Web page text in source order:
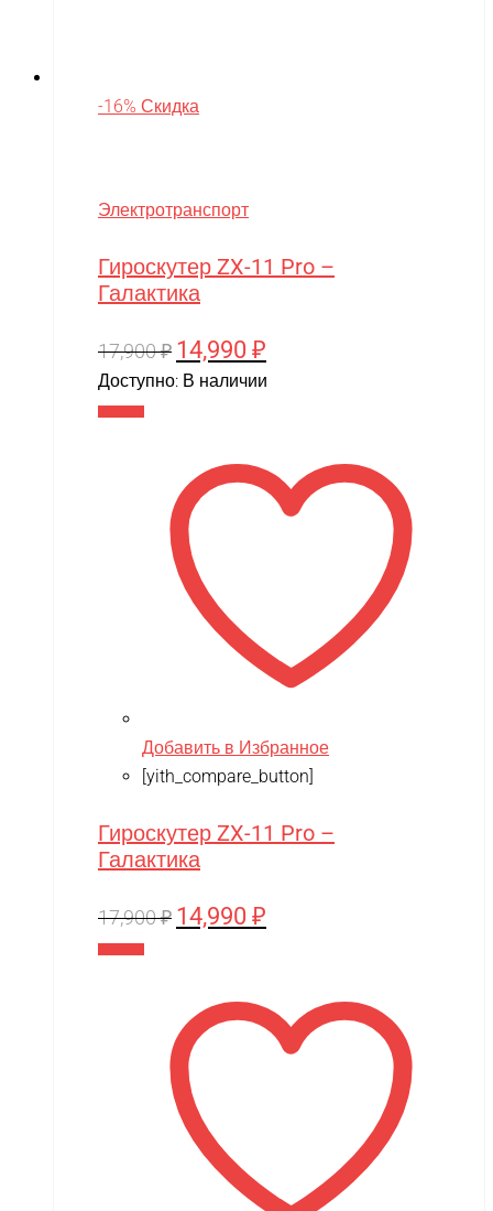
-16% Скидка
Электротранспорт
Гироскутер ZX-11 Pro –
Галактика
17,900₽ Первоначальная
цена
14,990 ₽
цена:
Доступно: В наличии
Добавить в Избранное
[yith_compare_button]
Гироскутер ZX-11 Pro –
Галактика
17,900₽ Первоначальная
17,900 ₽.
14,990 ₽